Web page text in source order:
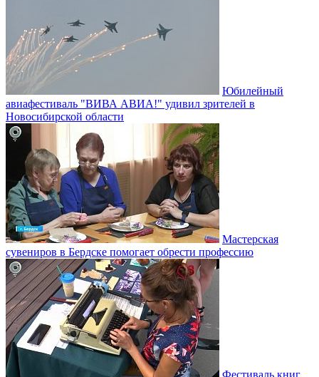
Юбилейный
авиафестиваль "ВИВА АВИА!" удивил зрителей в
Новосибирской области
Мастерская
сувениров в Бердске помогает обрести профессию
Фестиваль книг